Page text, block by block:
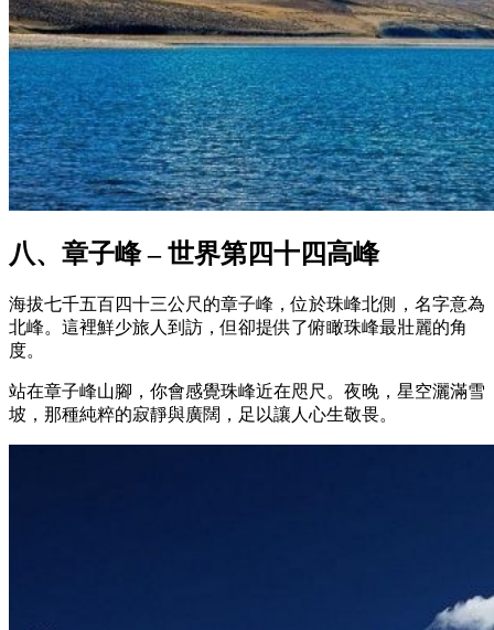
八、章子峰‌ – 世界第四十四高峰
海拔七千五百四十三公尺的章子峰‌，位於珠峰北側，名字意為
北峰。這裡鮮少旅人到訪，但卻提供了俯瞰珠峰最壯麗的角
度。
站在章子峰‌山腳，你會感覺珠峰近在咫尺。夜晚，星空灑滿雪
坡，那種純粹的寂靜與廣闊，足以讓人心生敬畏。